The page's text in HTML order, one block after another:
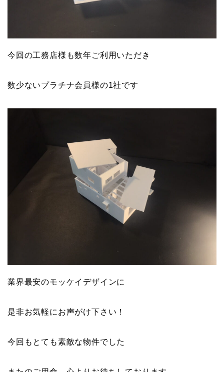
今回の工務店様も数年ご利用いただき
数少ないプラチナ会員様の1社です
業界最安のモッケイデザインに
是非お気軽にお声がけ下さい！
今回もとても素敵な物件でした